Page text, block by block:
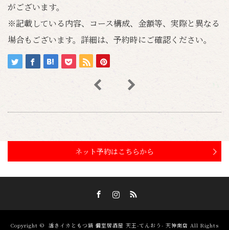
がございます。
※記載している内容、コース構成、金額等、実際と異なる
場合もございます。詳細は、予約時にご確認ください。
ネット予約はこちらから
Copyright © 活きイカともつ鍋 個室居酒屋 天王-てんおう- 天神南店 All Rights